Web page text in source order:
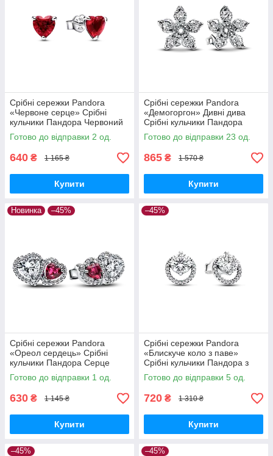
Срібні сережки Pandora
«Червоне серце» Срібні
кульчики Пандора Червоний
кристал 292549C01
Готово до відправки 2 од.
640 ₴ 1 165 ₴
Купити
Срібні сережки Pandora
«Демогоргон» Дивні дива
Срібні кульчики Пандора
Stranger Things Квітка
Netflix 293573C01
Готово до відправки 23 од.
865 ₴ 1 570 ₴
Купити
Новинка –45%
Срібні сережки Pandora
«Ореол сердець» Срібні
кульчики Пандора Серце
Сердечка Два серця Біле
серце Червоне серце Паве
Готово до відправки 1 од.
630 ₴ 1 145 ₴
Купити
–45%
Срібні сережки Pandora
«Блискуче коло з паве»
Срібні кульчики Пандора з
камінчиками 291248C01
Готово до відправки 5 од.
720 ₴ 1 310 ₴
Купити
–45% –45%